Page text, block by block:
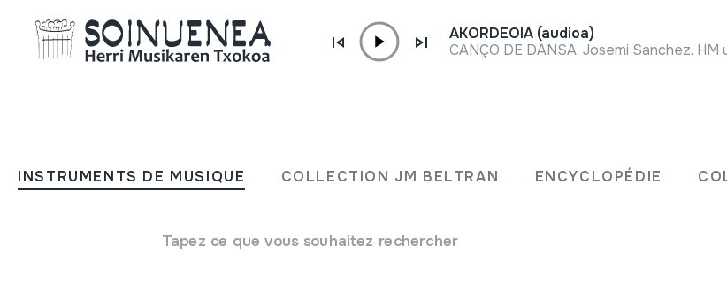
INSTRUMENTS DE MUSIQUE COLLECTION JM BELTRAN ENCYCLOPÉDIE
Tapez ce que vous souhaitez rechercher
AKORDEOIA (audioa)
CANÇO DE DANSA. Josemi Sanchez.
OIARTZUN aldizkariaren
zenbakiak 28/32 - 1998/2002